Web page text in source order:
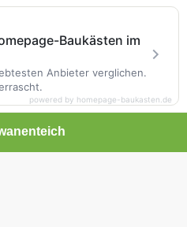
Baukästen im
Anbieter verglichen.
powered by homepage-baukasten.de